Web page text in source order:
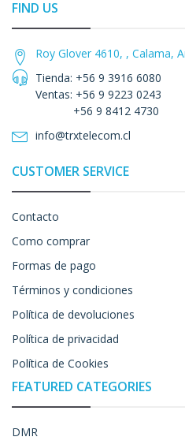
FIND US
Roy Glover 4610, , Calama,
Tienda: +56 9 3916 6080
Ventas: +56 9 9223 0243
+56 9 8412 4730
info@trxtelecom.cl
CUSTOMER SERVICE
Contacto
Como comprar
Formas de pago
Términos y condiciones
Política de devoluciones
Política de privacidad
Política de Cookies
FEATURED CATEGORIES
DMR